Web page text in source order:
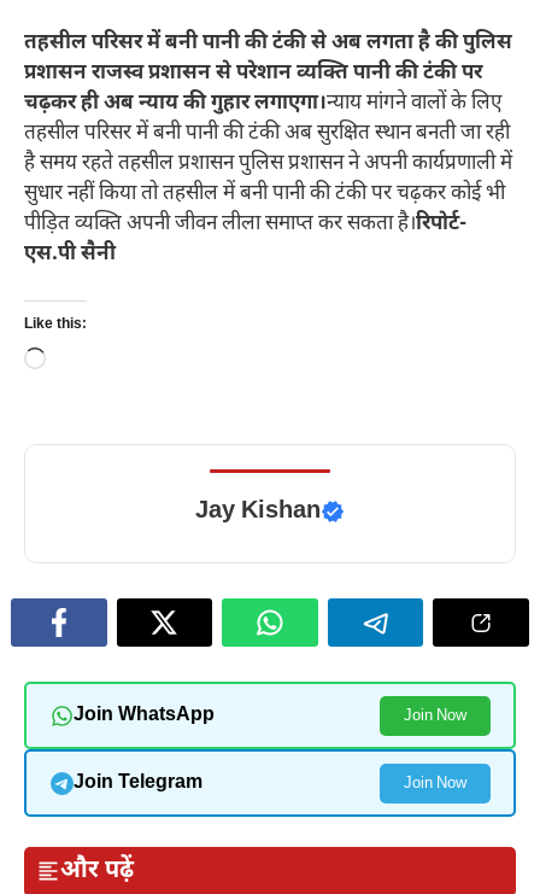
तहसील परिसर में बनी पानी की टंकी से अब लगता है की पुलिस
प्रशासन राजस्व प्रशासन से परेशान व्यक्ति पानी की टंकी पर
चढ़कर ही अब न्याय की गुहार लगाएगा।न्याय मांगने वालों के लिए
तहसील परिसर में बनी पानी की टंकी अब सुरक्षित स्थान बनती जा रही
है समय रहते तहसील प्रशासन पुलिस प्रशासन ने अपनी कार्यप्रणाली में
सुधार नहीं किया तो तहसील में बनी पानी की टंकी पर चढ़कर कोई भी
पीड़ित व्यक्ति अपनी जीवन लीला समाप्त कर सकता है।रिपोर्ट-
एस.पी सैनी
Like this:
Loading…
Jay Kishan
Join WhatsApp Join Now
Join Telegram Join Now
और पढ़ें